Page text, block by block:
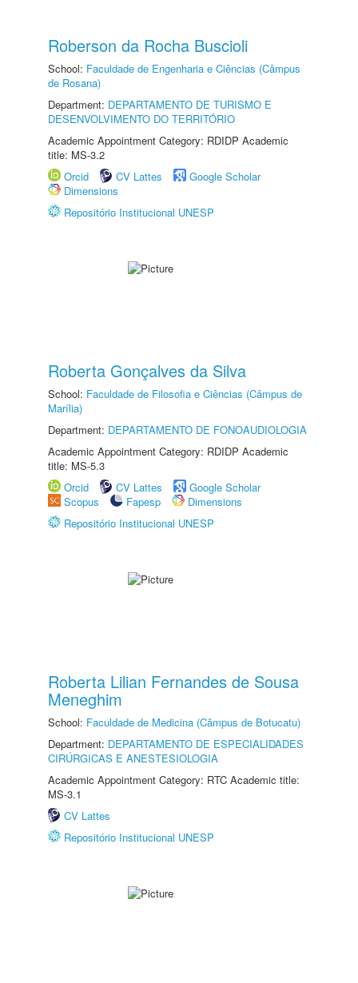
Roberson da Rocha Buscioli
School: Faculdade de Engenharia e Ciências (Câmpus
de Rosana)
Department: DEPARTAMENTO DE TURISMO E
DESENVOLVIMENTO DO TERRITÓRIO
Academic Appointment Category: RDIDP Academic
title: MS-3.2
Orcid
CV Lattes
Google Scholar
Dimensions
Repositório Institucional UNESP
Roberta Gonçalves da Silva
School: Faculdade de Filosofia e Ciências (Câmpus de
Marília)
Department: DEPARTAMENTO DE FONOAUDIOLOGIA
Academic Appointment Category: RDIDP Academic
title: MS-5.3
Orcid
CV Lattes
Google Scholar
Scopus
Fapesp
Dimensions
Repositório Institucional UNESP
Roberta Lilian Fernandes de Sousa
Meneghim
School: Faculdade de Medicina (Câmpus de Botucatu)
Department: DEPARTAMENTO DE ESPECIALIDADES
CIRÚRGICAS E ANESTESIOLOGIA
Academic Appointment Category: RTC Academic title:
MS-3.1
CV Lattes
Repositório Institucional UNESP